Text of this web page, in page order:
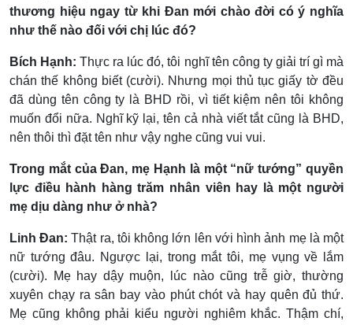
thương hiệu ngay từ khi Đan mới chào đời có ý nghĩa
như thế nào đối với chị lúc đó?
Bích Hạnh: Thực ra lúc đó, tôi nghĩ tên công ty giải trí gì mà
chán thế không biết (cười). Nhưng mọi thủ tục giấy tờ đều
đã dùng tên công ty là BHD rồi, vì tiết kiệm nên tôi không
muốn đổi nữa. Nghĩ kỹ lại, tên cả nhà viết tắt cũng là BHD,
nên thôi thì đặt tên như vậy nghe cũng vui vui.
Trong mắt của Đan, mẹ Hạnh là một “nữ tướng” quyền
lực điều hành hàng trăm nhân viên hay là một người
mẹ dịu dàng như ở nhà?
Linh Đan: Thật ra, tôi không lớn lên với hình ảnh mẹ là một
nữ tướng đâu. Ngược lại, trong mắt tôi, mẹ vụng về lắm
(cười). Mẹ hay dậy muộn, lúc nào cũng trễ giờ, thường
xuyên chạy ra sân bay vào phút chót và hay quên đủ thứ.
Mẹ cũng không phải kiểu người nghiêm khắc. Thậm chí,